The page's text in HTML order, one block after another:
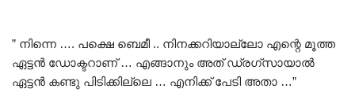
” നിന്നെ …. പക്ഷെ ബെമീ .. നിനക്കറിയാല്ലോ എന്റെ മൂത്ത
ഏട്ടൻ ഡോക്ടറാണ് … എങ്ങാനും അത് ഡ്രഗ്‌സായാൽ
ഏട്ടൻ കണ്ടു പിടിക്കില്ലെ … എനിക്ക് പേടി അതാ …”